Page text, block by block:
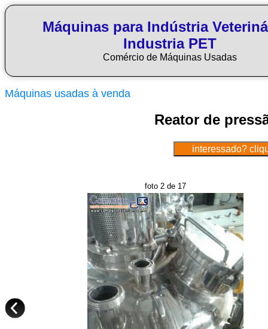
Máquinas para Indústria
Industria PET
Comércio de Máquinas Usadas
Máquinas usadas à venda
Reator de
foto 2 de 17